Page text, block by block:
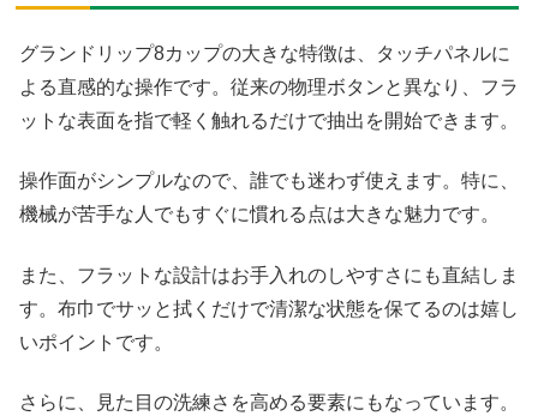
グランドリップ8カップの大きな特徴は、タッチパネルに
よる直感的な操作です。従来の物理ボタンと異なり、フラ
ットな表面を指で軽く触れるだけで抽出を開始できます。
操作面がシンプルなので、誰でも迷わず使えます。特に、
機械が苦手な人でもすぐに慣れる点は大きな魅力です。
また、フラットな設計はお手入れのしやすさにも直結しま
す。布巾でサッと拭くだけで清潔な状態を保てるのは嬉し
いポイントです。
さらに、見た目の洗練さを高める要素にもなっています。